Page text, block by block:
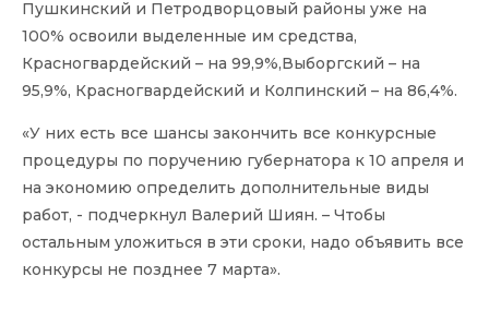
Пушкинский и Петродворцовый районы уже на
100% освоили выделенные им средства,
Красногвардейский – на 99,9%,Выборгский – на
95,9%, Красногвардейский и Колпинский – на 86,4%.
«У них есть все шансы закончить все конкурсные
процедуры по поручению губернатора к 10 апреля и
на экономию определить дополнительные виды
работ, - подчеркнул Валерий Шиян. – Чтобы
остальным уложиться в эти сроки, надо объявить все
конкурсы не позднее 7 марта».